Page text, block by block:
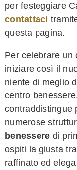
per festeggiare
contattaci
questa pagina.
Per celebrare un
iniziare così il
niente di meglio
centro
contraddistingue
numerose
benessere di
ospiti la giusta
raffinato ed